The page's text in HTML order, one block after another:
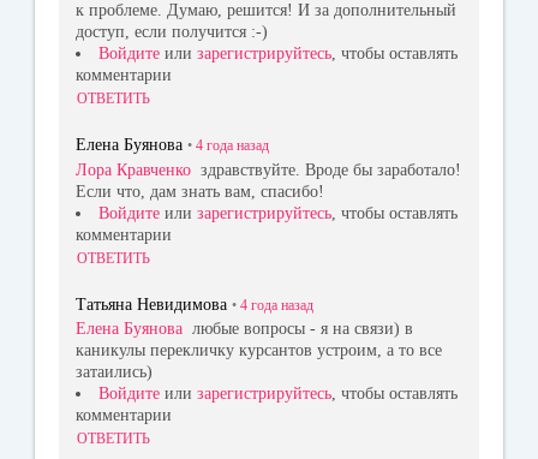
к проблеме. Думаю, решится! И за дополнительный
доступ, если получится :-)
Войдите или зарегистрируйтесь, чтобы оставлять
комментарии
ОТВЕТИТЬ
Елена Буянова • 4 года назад
Лора Кравченко здравствуйте. Вроде бы заработало!
Если что, дам знать вам, спасибо!
Войдите или зарегистрируйтесь , чтобы оставлять
комментарии
ОТВЕТИТЬ
Татьяна Невидимова • 4 года назад
Елена Буянова любые вопросы - я на связи) в
каникулы перекличку курсантов устроим, а то все
затаились)
Войдите или зарегистрируйтесь, чтобы оставлять
комментарии
ОТВЕТИТЬ